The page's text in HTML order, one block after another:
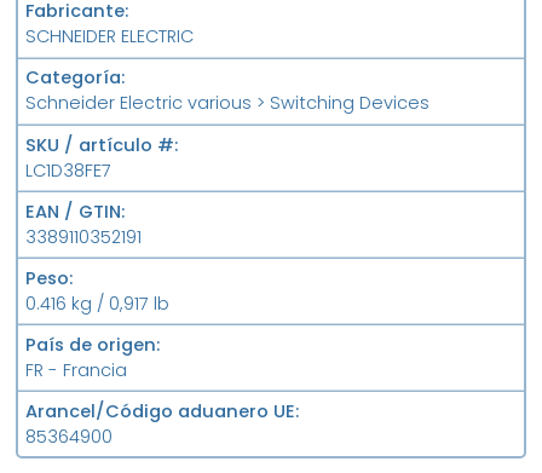
Fabricante
SCHNEIDER ELECTRIC
Categoría
Schneider Electric various > Switching Devices
SKU / artículo #
LC1D38FE7
EAN / GTIN
3389110352191
Peso
0.416 kg / 0,917 lb
País de origen
FR - Francia
Arancel/Código aduanero UE
85364900